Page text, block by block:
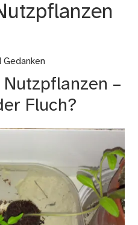
Gedanken
–
Fluch?